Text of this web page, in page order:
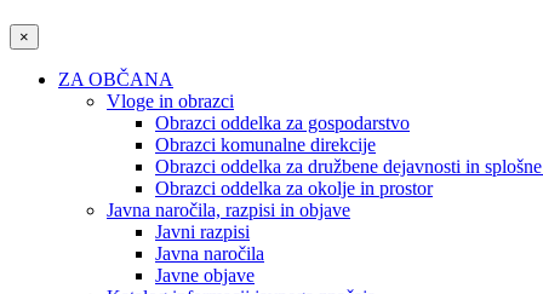
prilagodite
spletno
slabovidnim,
×
ZA OBČANA
Vloge in obrazci
Obrazci oddelka za gospodarstvo
Obrazci komunalne direkcije
Obrazci oddelka za družbene dejavnosti in
Obrazci oddelka za okolje in prostor
Javna naročila, razpisi in objave
Javni razpisi
Javna naročila
Javne objave